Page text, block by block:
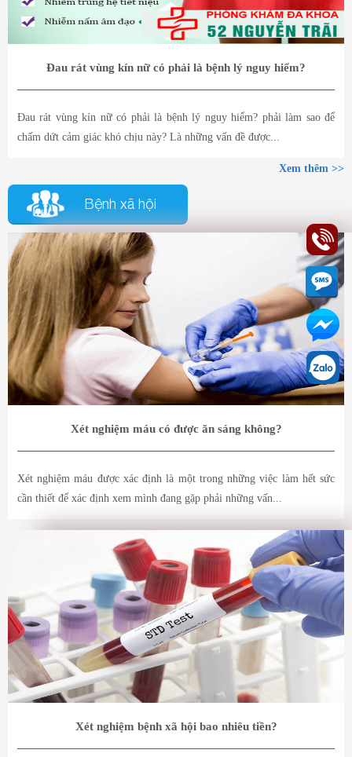
Đau rát vùng kín nữ có phải là bệnh lý nguy hiểm?
Đau rát vùng kín nữ có phải là bệnh lý nguy hiểm? phải làm sao để
chấm dứt cảm giác khó chịu này? Là những vấn đề được...
Xem thêm >>
Bệnh xã hội
Xét nghiệm máu có được ăn sáng không?
Xét nghiệm máu được xác định là một trong những việc làm hết sức
cần thiết để xác định xem mình đang gặp phải những vấn...
Xét nghiệm bệnh xã hội bao nhiêu tiền?